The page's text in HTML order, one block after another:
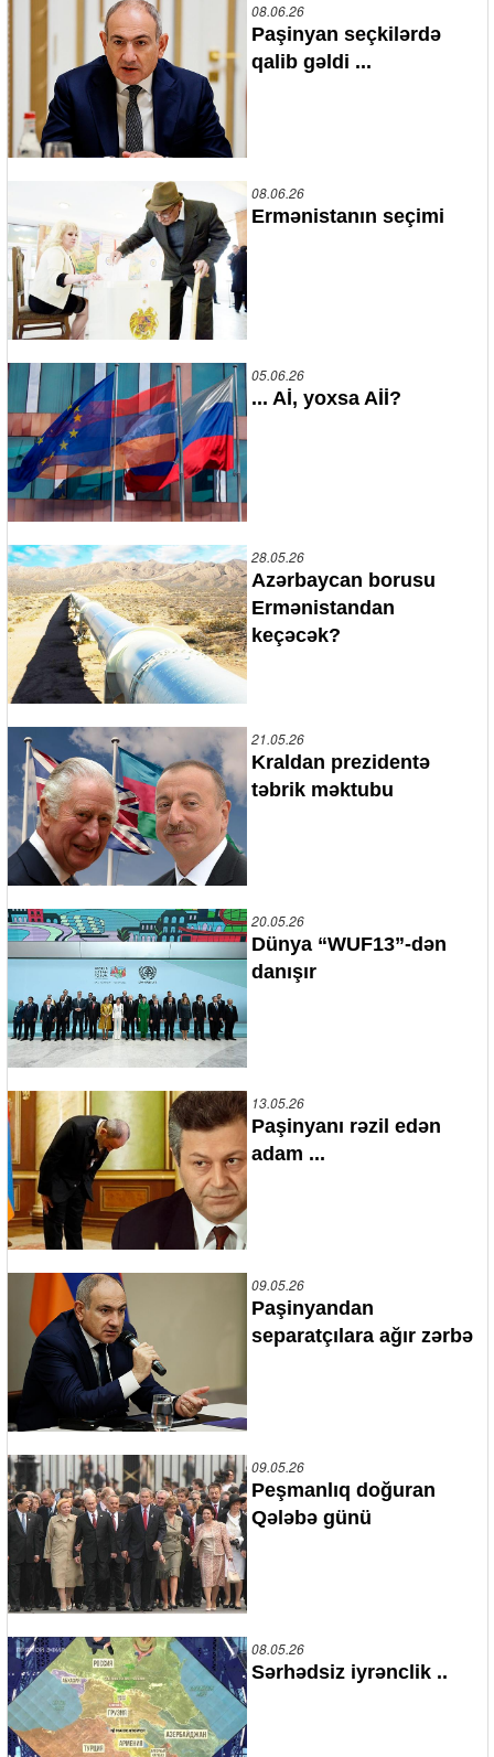
08.06.26
Paşinyan seçkilərdə
qalib gəldi ...
08.06.26
Ermənistanın seçimi
05.06.26
... Aİ, yoxsa Aİİ?
28.05.26
Azərbaycan borusu
Ermənistandan
keçəcək?
21.05.26
Kraldan prezidentə
təbrik məktubu
20.05.26
Dünya “WUF13”-dən
danışır
13.05.26
Paşinyanı rəzil edən
adam ...
09.05.26
Paşinyandan
separatçılara ağır zərbə
09.05.26
Peşmanlıq doğuran
Qələbə günü
08.05.26
Sərhədsiz iyrənclik ..